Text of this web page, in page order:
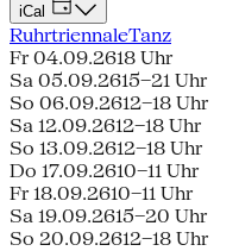
iCal
RuhrtriennaleTanz
Fr 04.09.2618 Uhr
Sa 05.09.2615–21 Uhr
So 06.09.2612–18 Uhr
Sa 12.09.2612–18 Uhr
So 13.09.2612–18 Uhr
Do 17.09.2610–11 Uhr
Fr 18.09.2610–11 Uhr
Sa 19.09.2615–20 Uhr
So 20.09.2612–18 Uhr